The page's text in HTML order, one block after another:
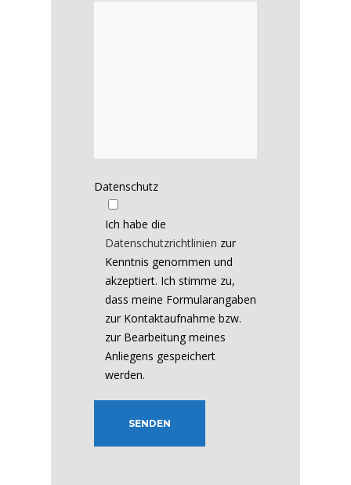
Datenschutz
Ich habe die
Datenschutzrichtlinien zur
Kenntnis genommen und
akzeptiert. Ich stimme zu,
dass meine Formularangaben
zur Kontaktaufnahme bzw.
zur Bearbeitung meines
Anliegens gespeichert
werden.